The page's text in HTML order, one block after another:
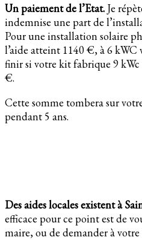
Un paiement de l’Etat. Je
indemnise une part de
Pour une installation solaire
l’aide atteint 1140 €, à 6 kWC
finir si votre kit fabrique 9 kWc
€.
Cette somme tombera sur
pendant 5 ans.
Des aides locales existent à
efficace pour ce point est de
maire, ou de demander à